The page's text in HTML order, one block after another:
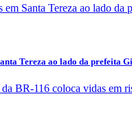
Tereza ao lado da prefeita